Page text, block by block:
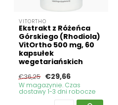
VITORTHO
Ekstrakt z Różeńca
Górskiego (Rhodiola)
VitOrtho 500 mg, 60
kapsułek
wegetariańskich
€36,25 €29,66
W magazynie. Czas
dostawy 1-3 dni robocze